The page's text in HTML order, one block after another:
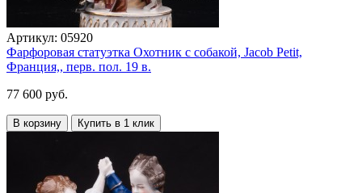
Артикул: 05920
Фарфоровая статуэтка Охотник с собакой, Jacob Petit,
Франция,, перв. пол. 19 в.
77 600 руб.
В корзину Купить в 1 клик